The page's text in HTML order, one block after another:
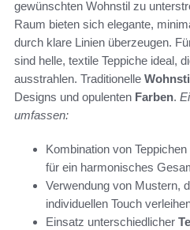
gewünschten Wohnstil zu
Raum bieten sich elegante,
durch klare Linien überzeugen.
sind helle, textile Teppiche ideal,
ausstrahlen. Traditionelle
Designs und opulenten Farben.
umfassen:
Kombination von
für ein harmonisches
Verwendung von Mustern,
individuellen Touch
Einsatz unterschiedlicher